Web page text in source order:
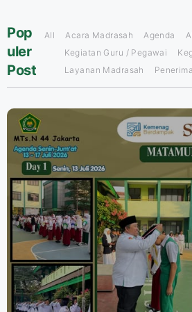
Pop
uler
Post
All Acara Madrasah Agenda
Kegiatan Guru / Pegawai
Layanan Madrasah